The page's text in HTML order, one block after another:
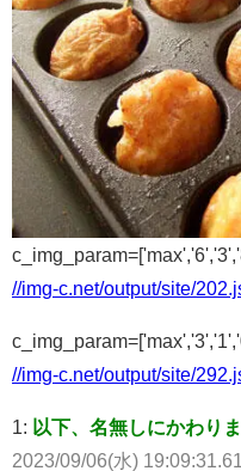
//img-c.net/output/site/
//img-c.net/output/site/
1: 以下、名無しにかわり
2023/09/06(水)